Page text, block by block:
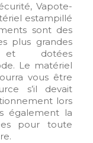
Vapote-
estampillé
sont des
plus grandes
et dotées
Le matériel
vous être
s’il devait
lors
également la
pour toute